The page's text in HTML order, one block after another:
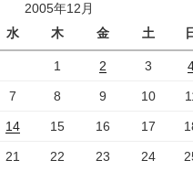
2005年12月
水
木 金 土
1 2 3
7 8 9 10
14 15 16 17
21 22 23 24